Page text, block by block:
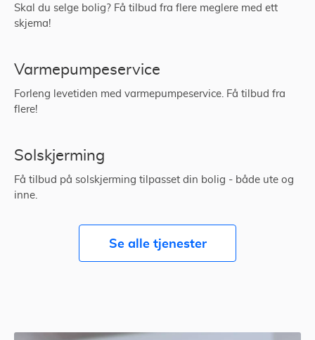
Skal du selge bolig? Få tilbud fra flere meglere med ett
skjema!
Varmepumpeservice
Forleng levetiden med varmepumpeservice. Få tilbud fra
flere!
Solskjerming
Få tilbud på solskjerming tilpasset din bolig - både ute og
inne.
Se alle tjenester